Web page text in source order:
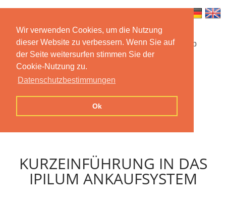
Wir verwenden Cookies, um die Nutzung
dieser Website zu verbessern. Wenn Sie auf
der Seite weitersurfen stimmen Sie der
Cookie-Nutzung zu.
Datenschutzbestimmungen
Ok
Startseite Funktionen Mobile App
Preise
Kontakt Impressum
KURZEINFÜHRUNG IN DAS
IPILUM ANKAUFSYSTEM